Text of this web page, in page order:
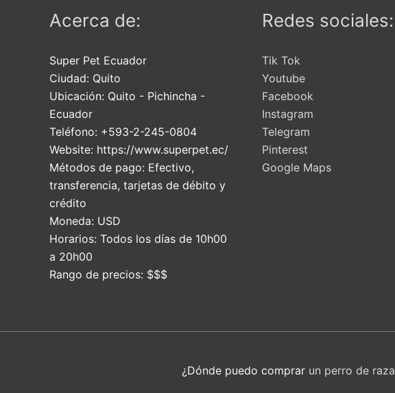
Acerca de:
Super Pet Ecuador
Ciudad: Quito
Ubicación: Quito - Pichincha -
Ecuador
Teléfono: +593-2-245-0804
Website: https://www.superpet.ec/
Métodos de pago: Efectivo,
transferencia, tarjetas de débito y
crédito
Moneda: USD
Horarios: Todos los días de 10h00
a 20h00
Rango de precios: $$$
Redes sociales:
Tik Tok
Youtube
Facebook
Instagram
Telegram
Pinterest
Google Maps
¿Dónde puedo comprar un perro de raza